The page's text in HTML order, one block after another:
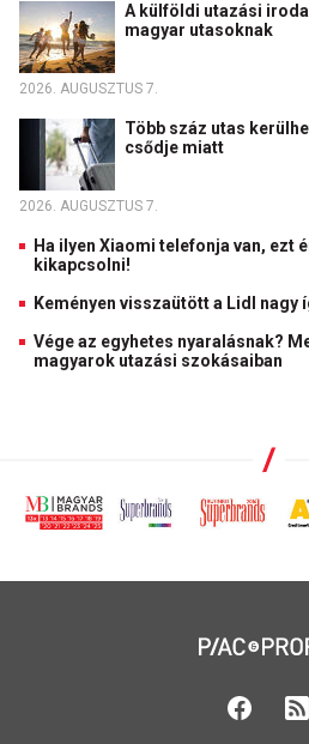
A külföldi utazási
magyar utasoknak
2026. AUGUSZTUS 7.
Több száz utas
csődje miatt
2026. AUGUSZTUS 7.
Ha ilyen Xiaomi telefonja van, ezt
kikapcsolni!
Keményen visszaütött a Lidl nagy
Vége az egyhetes nyaralásnak?
magyarok utazási szokásaiban